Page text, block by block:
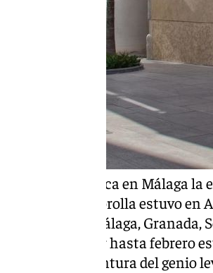
pictórico, destaca en Málaga la
Joaquín Sorolla estuvo en
en sitios de Málaga,
se puede ver hasta febrero
amantes de la pintura del genio